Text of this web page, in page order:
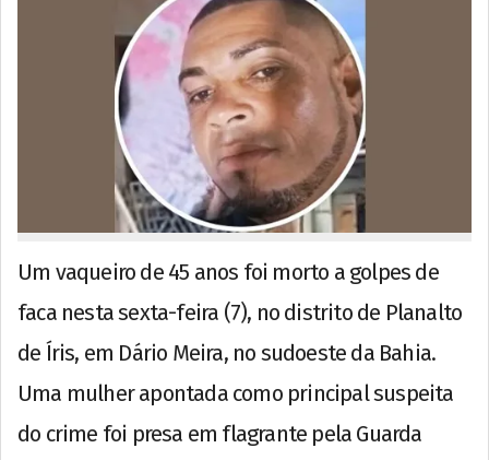
Um vaqueiro de 45 anos foi morto a golpes de
faca nesta sexta-feira (7), no distrito de Planalto
de Íris, em Dário Meira, no sudoeste da Bahia.
Uma mulher apontada como principal suspeita
do crime foi presa em flagrante pela Guarda